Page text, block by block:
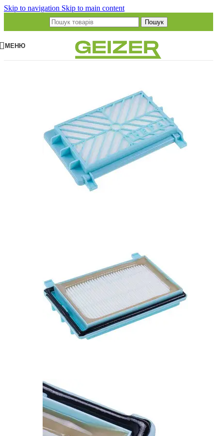
Skip to navigation Skip to main content
Пошук
МЕНЮ